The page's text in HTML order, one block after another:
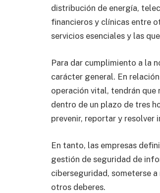
distribución de energía,
financieros y clínicas entre
servicios esenciales y las
Para dar cumplimiento a la
carácter general. En
operación vital, tendrán que
dentro de un plazo de tres
prevenir, reportar y resolver
En tanto, las empresas
gestión de seguridad de
ciberseguridad, someterse
otros deberes.